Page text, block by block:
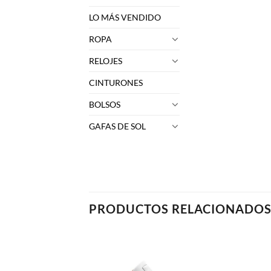
LO MÁS VENDIDO
ROPA
RELOJES
CINTURONES
BOLSOS
GAFAS DE SOL
PRODUCTOS RELACIONADOS